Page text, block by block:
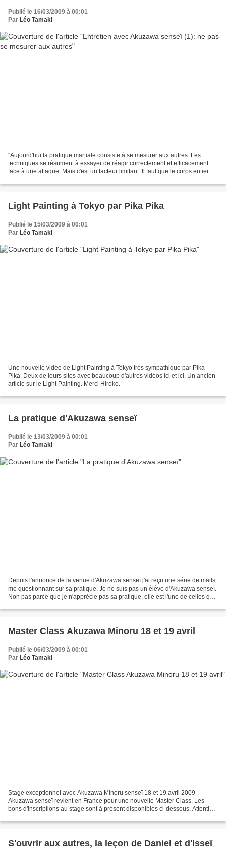
Publié le 16/03/2009 à 00:01
Par Léo Tamaki
"Aujourd'hui la pratique martiale consiste à se mesurer aux autres. Les
techniques se résument à essayer de réagir correctement et efficacement
face à une attaque. Mais c'est un facteur limitant. Il faut que le corps entier
Light Painting à Tokyo par Pika Pika
Publié le 15/03/2009 à 00:01
Par Léo Tamaki
Une nouvelle vidéo de Light Painting à Tokyo très sympathique par Pika
Pika. Deux de leurs sites avec beaucoup d'autres vidéos ici et ici. Un ancien
article sur le Light Painting. Merci Hiroko.
La pratique d'Akuzawa senseï
Publié le 13/03/2009 à 00:01
Par Léo Tamaki
Depuis l'annonce de la venue d'Akuzawa senseï j'ai reçu une série de mails
me questionnant sur sa pratique. Je ne suis pas un élève d'Akuzawa senseï.
Non pas parce que je n'apprécie pas sa pratique, elle est l'une de celles qui
Master Class Akuzawa Minoru 18 et 19 avril
Publié le 06/03/2009 à 00:01
Par Léo Tamaki
Stage exceptionnel avec Akuzawa Minoru senseï 18 et 19 avril 2009
Akuzawa senseï revient en France pour une nouvelle Master Class. Les
bons d'inscriptions au stage sont à présent disponibles ci-dessous. Attention,
S'ouvrir aux autres, la leçon de Daniel et d'Isseï